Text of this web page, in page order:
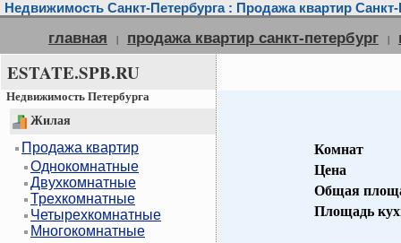
Недвижимость Санкт-Петербурга : Продажа квартир Санкт-
главная | продажа квартир санкт-петербург |
ESTATE.SPB.RU
Недвижимость Петербурга
Жилая
Продажа квартир
Однокомнатные
Двухкомнатные
Трехкомнатные
Четырехкомнатные
Многокомнатные
Комнат
Цена
Общая
Площадь